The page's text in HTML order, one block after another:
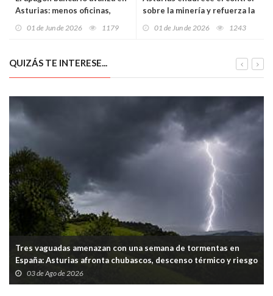
Asturias: menos oficinas,
usar
01 de Jun de 2026 1179
sobre la minería y refuerza la
01 de Jun de 2026 1243
QUIZÁS TE INTERESE...
Tres vaguadas amenazan con una semana de tormentas en
España: Asturias afronta chubascos, descenso térmico y riesgo
puntual en la Cordillera
03 de Ago de 2026